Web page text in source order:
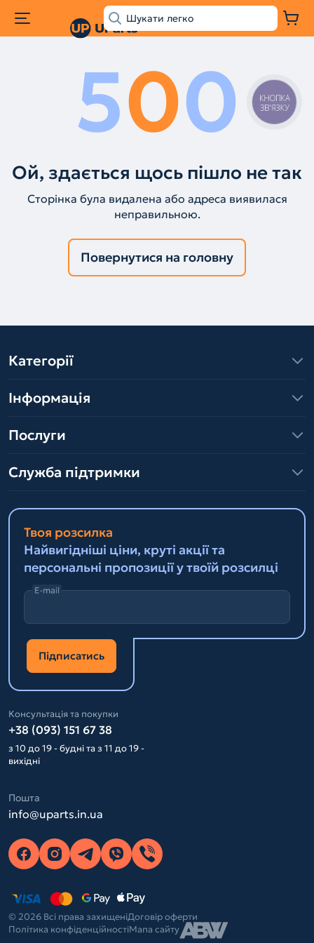
500
Ой, здається щось пішло не так
Сторінка була видалена або адреса виявилася
неправильною.
Повернутися на головну
Категорії
Інформація
Послуги
Служба підтримки
Твоя розсилка
Найвигідніші ціни, круті акції та
персональні пропозиції у твоїй розсилці
E-mail
Підписатись
Консультація та покупки
+38 (093) 151 67 38
з 10 до 19 - будні та з 11 до 19 -
вихідні
Пошта
info@uparts.in.ua
© 2026 Всі права захищеніДоговір оферти
Політика конфіденційностіМапа сайту
КНОПКА
ЗВ'ЯЗКУ